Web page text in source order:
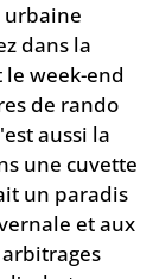
urbaine
dans la
week-end
de rando
aussi la
une cuvette
un paradis
et aux